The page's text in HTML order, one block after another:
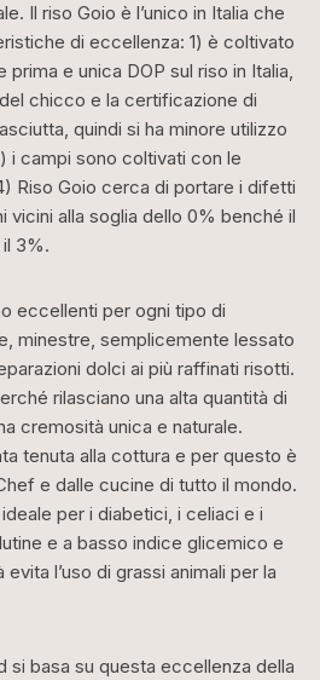
Il riso Goio è l’unico in Italia che
di eccellenza: 1) è coltivato
prima e unica DOP sul riso in Italia,
chicco e la certificazione di
quindi si ha minore utilizzo
i campi sono coltivati con le
Riso Goio cerca di portare i difetti
vicini alla soglia dello 0% benché il
3%.
eccellenti per ogni tipo di
minestre, semplicemente lessato
dolci ai più raffinati risotti.
rilasciano una alta quantità di
cremosità unica e naturale.
tenuta alla cottura e per questo è
e dalle cucine di tutto il mondo.
per i diabetici, i celiaci e i
e a basso indice glicemico e
l’uso di grassi animali per la
si basa su questa eccellenza della